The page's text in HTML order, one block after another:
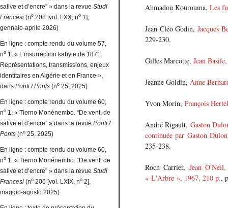
Ahmadou Kourouma, Les
Jean Cléo Godin, Jacques
229-230.
Gilles Marcotte, Jean
Jeanne Goldin, Anne
Yvon Morin, François
André Rigault, Gaston
continuée par Gaston
235-238.
Roch Carrier, Jean
« L'Arbre », 1967, 210 p.,
salive et d’encre” » dans la revue Studi
Francesi (no 208 [vol. LXX, no 1],
gennaio-aprile 2026)
En ligne : compte rendu du volume 57,
no 1, « L’insurrection kabyle de 1871.
Représentations, transmissions, enjeux
identitaires en Algérie et en France »,
dans Ponti / Ponts (no 25, 2025)
En ligne : compte rendu du volume 60,
no 1, « Tierno Monénembo. “De vent, de
salive et d’encre” » dans la revue Ponti /
Ponts (no 25, 2025)
En ligne : compte rendu du volume 60,
no 1, « Tierno Monénembo. “De vent, de
salive et d’encre” » dans la revue Studi
Francesi (no 206 [vol. LXIX, no 2],
maggio-agosto 2025)